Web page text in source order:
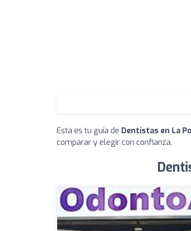
Esta es tu guía de Dentistas en La
comparar y elegir con confianza.